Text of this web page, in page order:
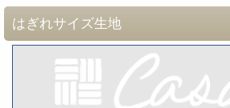
はぎれサイズ生地